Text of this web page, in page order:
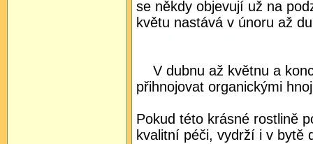
se někdy objevují už na
květu nastává v únoru až
V dubnu až květnu a
přihnojovat organickými
Pokud této krásné rostlině
kvalitní péči, vydrží i v bytě